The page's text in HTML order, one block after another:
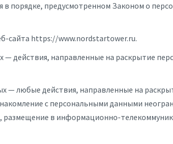
в порядке, предусмотренном Законом о
сайта https://www.nordstartower.ru.
— действия, направленные на раскрытие
— любые действия, направленные на
с персональными данными
в информационно-